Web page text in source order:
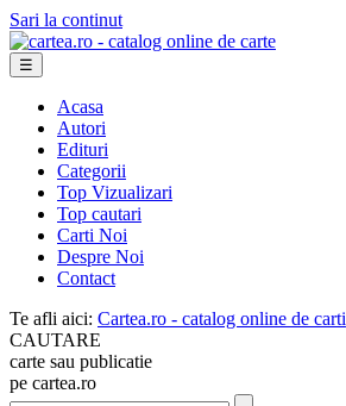
Sari la continut
☰
Acasa
Autori
Edituri
Categorii
Top Vizualizari
Top cautari
Carti Noi
Despre Noi
Contact
Te afli aici: Cartea.ro - catalog online de carti
CAUTARE
carte sau publicatie
pe cartea.ro